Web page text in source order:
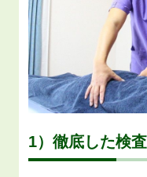
1）徹底した検